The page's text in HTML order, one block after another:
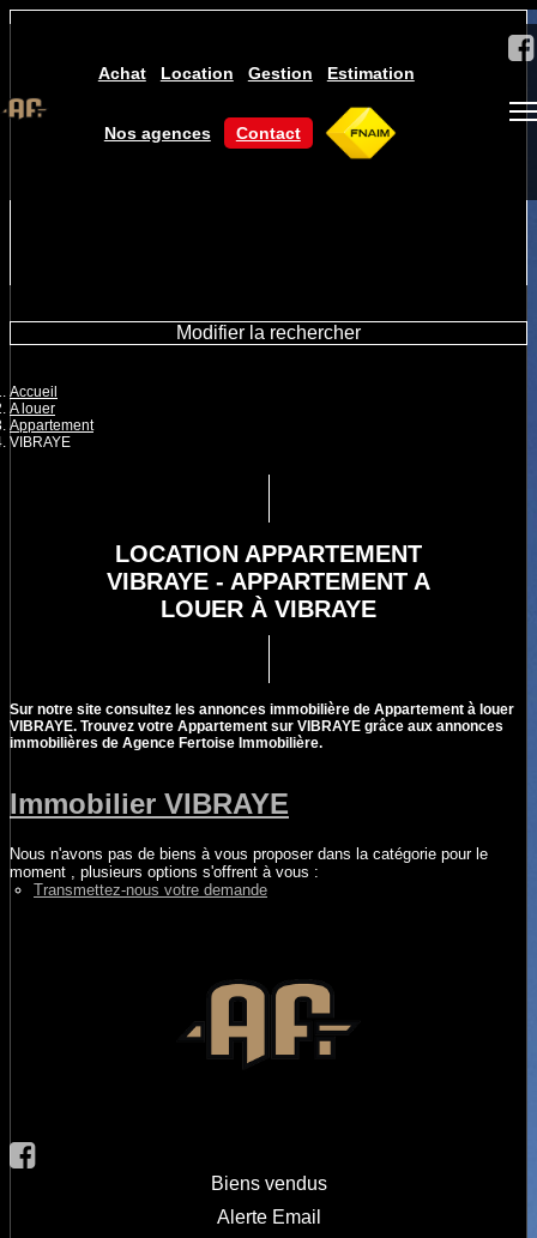
Achat Location Gestion Estimation
Nos agences Contact
Modifier la rechercher
Accueil
A louer
Appartement
VIBRAYE
LOCATION APPARTEMENT
VIBRAYE - APPARTEMENT A
LOUER À VIBRAYE
Sur notre site consultez les annonces immobilière de Appartement à louer
VIBRAYE. Trouvez votre Appartement sur VIBRAYE grâce aux annonces
immobilières de Agence Fertoise Immobilière.
Immobilier VIBRAYE
Nous n'avons pas de biens à vous proposer dans la catégorie pour le
moment , plusieurs options s'offrent à vous :
Transmettez-nous votre demande
Biens vendus
Alerte Email